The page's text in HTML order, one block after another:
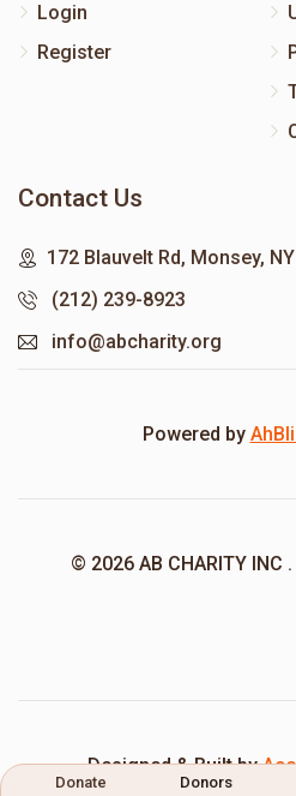
Login
Register
Contact Us
172 Blauvelt Rd, Monsey, NY
(212) 239-8923
info@abcharity.org
Powered by
© 2026 AB CHARITY INC
Designed & Built by
Donate Donors